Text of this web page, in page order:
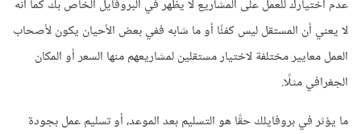
عدم اختيارك للعمل على المشاريع لا يظهر في البروفايل الخاص بك كما أنه
لا يعني أن المستقل ليس كفئًا أو ما شابه ففي بعض الأحيان يكون لأصحاب
العمل معايير مختلفة لاختيار مستقلين لمشاريعهم منها السعر أو المكان
الجغرافي مثلًا.
ما يؤثر في بروفايلك حقًا هو التسليم بعد الموعد، أو تسليم عمل بجودة